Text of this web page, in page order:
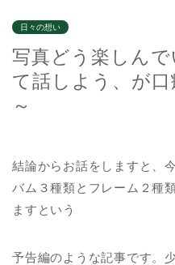
日々の想い
写真どう楽しん
て話しよう、が
～
結論からお話をしますと、
バム３種類とフレーム２種
ますという
予告編のような記事です。